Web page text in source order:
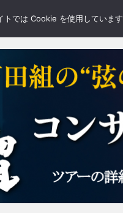
GALLERY BLOGS FEATURE
では Cookie を使用していま